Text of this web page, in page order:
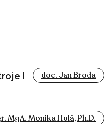
I doc. Jan Broda
MgA. Monika Holá, Ph.D.